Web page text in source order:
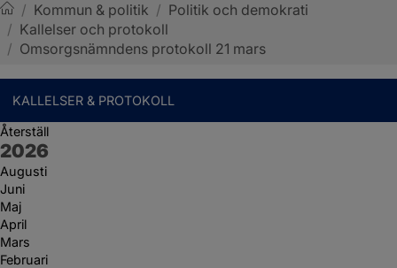
Sotenäs kommun
/ Kommun & politik / Politik och demokrati
/ Kallelser och protokoll
/ Omsorgsnämndens protokoll 21 mars
KALLELSER & PROTOKOLL
Återställ
År:
2026
Augusti
Juni
Maj
April
Mars
Februari